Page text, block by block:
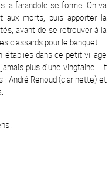
la farandole se forme. On va
aux morts, puis apporter la
avant de se retrouver à la
classards pour le banquet.
établies dans ce petit village
plus d’une vingtaine. Et
: André Renoud (clarinette) et
!